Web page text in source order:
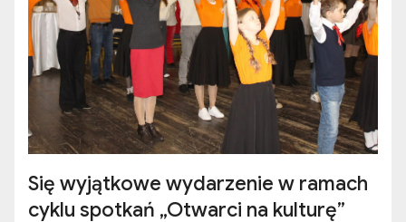
Się wyjątkowe wydarzenie w ramach
cyklu spotkań „Otwarci na kulturę”
Lis 8, 2025
Korzystne linki